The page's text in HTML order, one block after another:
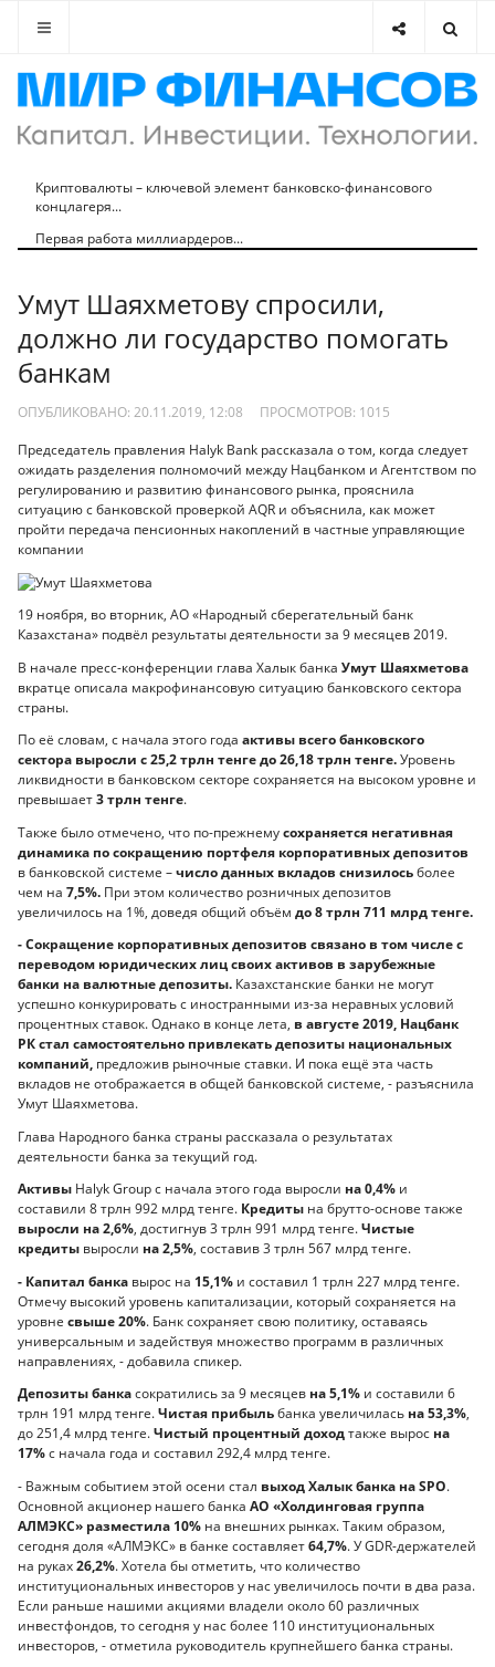
Криптовалюты – ключевой элемент банковско-финансового
концлагеря...
Первая работа миллиардеров...
Умут Шаяхметову спросили,
должно ли государство помогать
банкам
ОПУБЛИКОВАНО: 20.11.2019, 12:08 ПРОСМОТРОВ: 1015
Председатель правления Halyk Bank рассказала о том, когда следует
ожидать разделения полномочий между Нацбанком и Агентством по
регулированию и развитию финансового рынка, прояснила
ситуацию с банковской проверкой AQR и объяснила, как может
пройти передача пенсионных накоплений в частные управляющие
компании
19 ноября, во вторник, АО «Народный сберегательный банк
Казахстана» подвёл результаты деятельности за 9 месяцев 2019.
В начале пресс-конференции глава Халык банка Умут Шаяхметова
вкратце описала макрофинансовую ситуацию банковского сектора
страны.
По её словам, с начала этого года активы всего банковского
сектора выросли с 25,2 трлн тенге до 26,18 трлн тенге.Уровень
ликвидности в банковском секторе сохраняется на высоком уровне и
превышает3 трлн тенге.
Также было отмечено, что по-прежнемусохраняется негативная
динамика по сокращению портфеля корпоративных депозитов
в банковской системе –число данных вкладов снизилосьболее
чем на 7,5%. При этом количество розничных депозитов
увеличилось на 1%, доведя общий объём до 8 трлн 711 млрд тенге.
- Сокращение корпоративных депозитов связано в том числе с
переводом юридических лиц своих активов в зарубежные
банки на валютные депозиты. Казахстанские банки не могут
успешно конкурировать с иностранными из-за неравных условий
процентных ставок. Однако в конце лета, в августе 2019, Нацбанк
РК стал самостоятельно привлекать депозиты национальных
компаний, предложив рыночные ставки. И пока ещё эта часть
вкладов не отображается в общей банковской системе, - разъяснила
Умут Шаяхметова.
Глава Народного банка страны рассказала о результатах
деятельности банка за текущий год.
Активы Halyk Group с начала этого года выросли на 0,4% и
составили 8 трлн 992 млрд тенге. Кредиты на брутто-основе также
выросли на 2,6%, достигнув 3 трлн 991 млрд тенге.Чистые
кредиты выросли на 2,5%, составив 3 трлн 567 млрд тенге.
- Капитал банка вырос на 15,1% и составил 1 трлн 227 млрд тенге.
Отмечу высокий уровень капитализации, который сохраняется на
уровне свыше 20%. Банк сохраняет свою политику, оставаясь
универсальным и задействуя множество программ в различных
направлениях, - добавила спикер.
Депозиты банкасократились за 9 месяцев на 5,1% и составили 6
трлн 191 млрд тенге.Чистая прибыльбанка увеличилась на 53,3%,
до 251,4 млрд тенге.Чистый процентный доходтакже вырос на
17%с начала года и составил 292,4 млрд тенге.
- Важным событием этой осени стал выход Халык банка на SPO.
Основной акционер нашего банка АО «Холдинговая группа
АЛМЭКС» разместила 10% на внешних рынках. Таким образом,
сегодня доля «АЛМЭКС» в банке составляет64,7%. У GDR-держателей
на руках26,2%. Хотела бы отметить, что количество
институциональных инвесторов у нас увеличилось почти в два раза.
Если раньше нашими акциями владели около 60 различных
инвестфондов, то сегодня у нас более 110 институциональных
инвесторов, - отметила руководитель крупнейшего банка страны.